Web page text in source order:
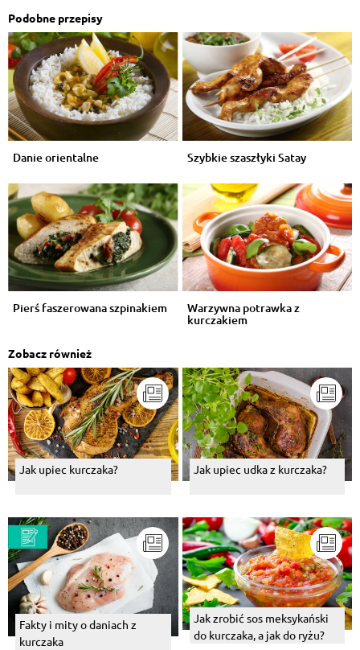
Podobne przepisy
Danie orientalne Szybkie szaszłyki Satay
Pierś faszerowana szpinakiem Warzywna potrawka z
kurczakiem
Zobacz również
Jak upiec kurczaka? Jak upiec udka z kurczaka?
Fakty i mity o daniach z
kurczaka
Jak zrobić sos meksykański
do kurczaka, a jak do ryżu?